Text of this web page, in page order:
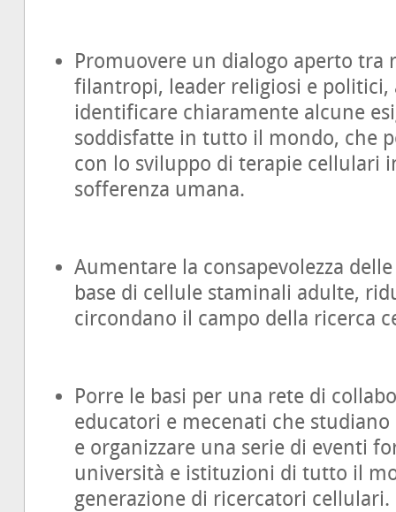
Promuovere un dialogo aperto tra
filantropi, leader religiosi e politici,
identificare chiaramente alcune
soddisfatte in tutto il mondo, che
con lo sviluppo di terapie cellulari
sofferenza umana.
Aumentare la consapevolezza
base di cellule staminali adulte,
circondano il campo della ricerca
Porre le basi per una rete di
educatori e mecenati che
e organizzare una serie di eventi
università e istituzioni di tutto il
generazione di ricercatori cellulari.